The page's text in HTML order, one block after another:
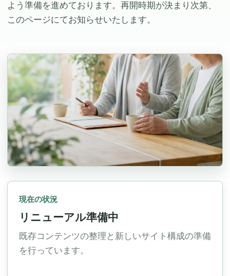
よう準備を進めております。再開時期が決まり次第、
このページにてお知らせいたします。
現在の状況
リニューアル準備中
既存コンテンツの整理と新しいサイト構成の準備
を行っています。